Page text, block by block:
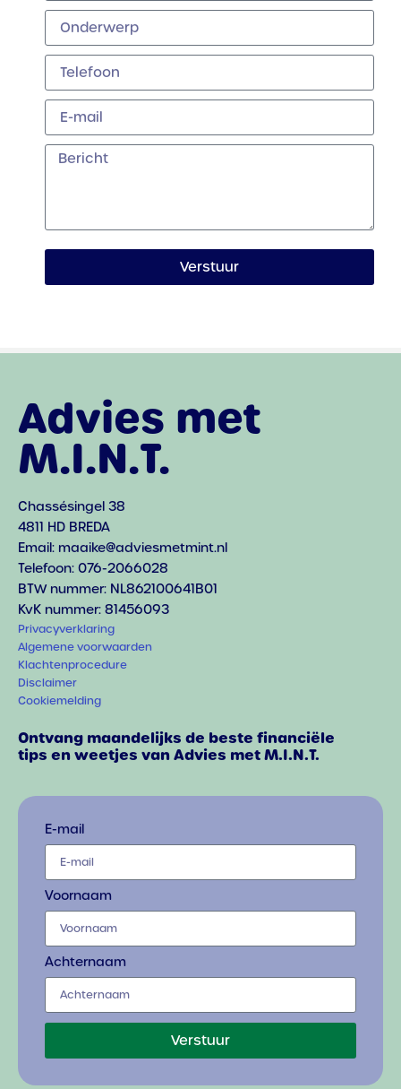
Verstuur
Advies met
M.I.N.T.
Chassésingel 38
4811 HD BREDA
Email: maaike@adviesmetmint.nl
Telefoon: 076-2066028
BTW nummer: NL862100641B01
KvK nummer: 81456093
Privacyverklaring
Algemene voorwaarden
Klachtenprocedure
Disclaimer
Cookiemelding
Ontvang maandelijks de beste financiële
tips en weetjes van Advies met M.I.N.T.
E-mail
Voornaam
Achternaam
Verstuur